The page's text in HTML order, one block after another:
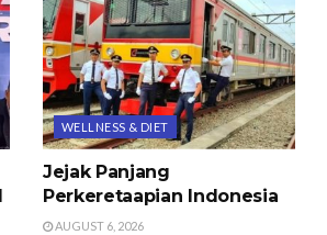
WELLNESS & DIET
Jejak Panjang
Perkeretaapian Indonesia
AUGUST 6, 2026